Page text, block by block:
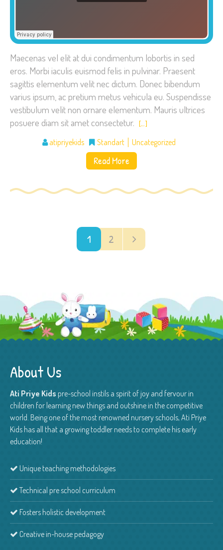
Maecenas vel elit at dui condimentum lobortis in sed
eros. Morbi iaculis euismod felis in pulvinar. Praesent
sagittis elementum velit nec dictum. Donec bibendum
varius ipsum, ac pretium metus vehicula eu. Suspendisse
vestibulum velit non ornare elementum. Mauris ultrices
posuere diam sit amet consectetur. […]
atipriyekids Standart Uncategorized
Read More
1 2
About Us
Ati Priye Kids pre-school instils a spirit of joy and fervour in
children for learning new things and outshine in the competitive
world. Being one of the most renowned nursery schools, Ati Priye
Kids has all that a growing toddler needs to complete his early
education!
Unique teaching methodologies
Technical pre school curriculum
Fosters holistic development
Creative in-house pedagogy